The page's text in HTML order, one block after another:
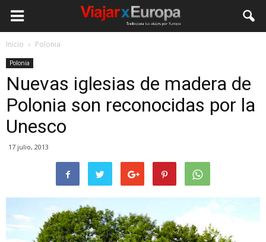
Viajar
por
Europa
Inicio Polonia
Polonia
Nuevas iglesias de madera de
Polonia son reconocidas por la
Unesco
17 julio, 2013